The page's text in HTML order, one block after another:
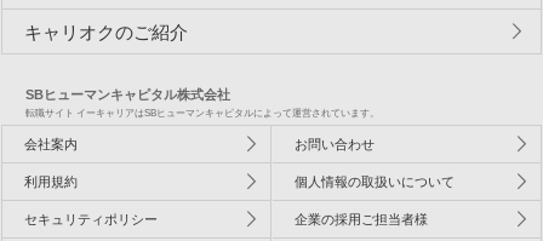
キャリオクのご紹介
SBヒューマンキャピタル株式会社
転職サイト イーキャリアはSBヒューマンキャピタルによって運営されています。
会社案内 お問い合わせ
利用規約 個人情報の取扱いについて
セキュリティポリシー 企業の採用ご担当者様